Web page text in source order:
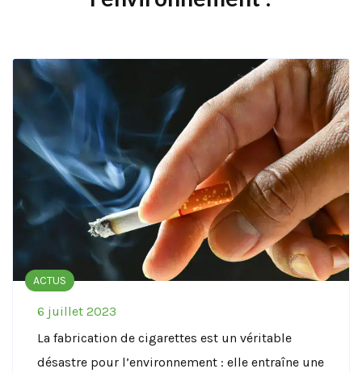
ACTUS
6 juillet 2023
La fabrication de cigarettes est un véritable
désastre pour l’environnement : elle entraîne une